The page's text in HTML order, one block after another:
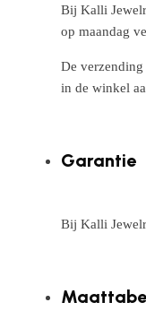
Bij Kalli
op maandag
De
in de winkel
Garantie
Bij Kalli